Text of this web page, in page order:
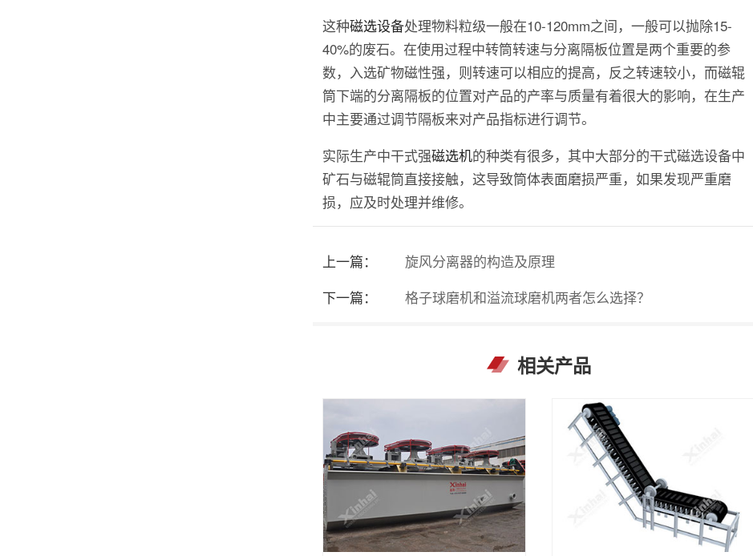
这种磁选设备处理物料粒级一般在10-120mm之间，一般可以抛除15-
40%的废石。在使用过程中转筒转速与分离隔板位置是两个重要的参
数，入选矿物磁性强，则转速可以相应的提高，反之转速较小，而磁辊
筒下端的分离隔板的位置对产品的产率与质量有着很大的影响，在生产
中主要通过调节隔板来对产品指标进行调节。
实际生产中干式强磁选机的种类有很多，其中大部分的干式磁选设备中
矿石与磁辊筒直接接触，这导致筒体表面磨损严重，如果发现严重磨
损，应及时处理并维修。
上一篇：
旋风分离器的构造及原理
下一篇：
格子球磨机和溢流球磨机两者怎么选择？
相关产品